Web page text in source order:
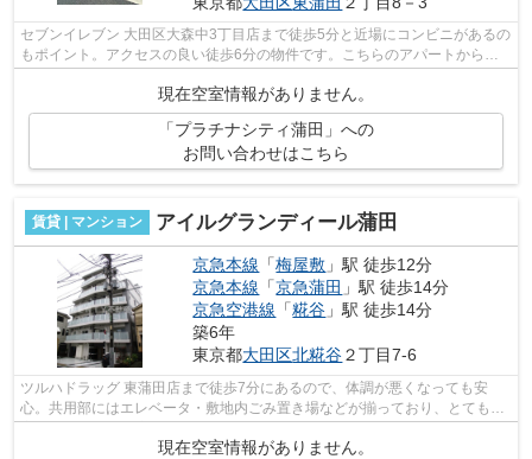
セブンイレブン 大田区大森中3丁目店まで徒歩5分と近場にコンビニがあるの
もポイント。アクセスの良い徒歩6分の物件です。こちらのアパートからは2
現在空室情報がありません。
「プラチナシティ蒲田」への
お問い合わせはこちら
賃貸 | マンション アイルグランディール蒲田
京急本線 「梅屋敷 」駅 徒歩12分
京急本線 「京急蒲田 」駅 徒歩14分
京急空港線 「糀谷 」駅 徒歩14分
築6年
東京都大田区北糀谷２丁目7-6
ツルハドラッグ 東蒲田店まで徒歩7分にあるので、体調が悪くなっても安
心。共用部にはエレベータ・敷地内ごみ置き場などが揃っており、とても充
実しています。強度のある外観タイル張...
現在空室情報がありません。